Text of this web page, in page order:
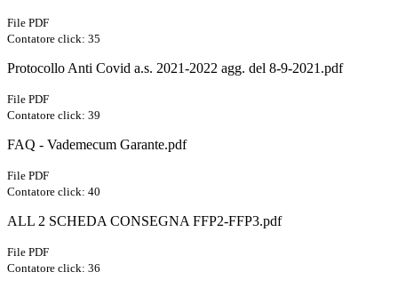
File PDF
Contatore click: 35
Protocollo Anti Covid a.s. 2021-2022 agg. del 8-9-2021.pdf
File PDF
Contatore click: 39
FAQ - Vademecum Garante.pdf
File PDF
Contatore click: 40
ALL 2 SCHEDA CONSEGNA FFP2-FFP3.pdf
File PDF
Contatore click: 36